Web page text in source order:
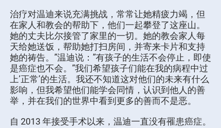
治疗对温迪来说充满挑战，常常让她精疲力竭，但
在家人和教会的帮助下，他们一起攀登了这座山。
她的丈夫比尔接管了家里的一切。她的教会家人每
天给她送饭，帮助她打扫房间，并寄来卡片和支持
她的祷告。”温迪说：”有孩子的生活不会停止，即使
是癌症也不会。”我们希望孩子们能在我的病程中过
上’正常’的生活。我还不知道这对他们的未来有什么
影响，但我希望他们能学会同情，认识到他人的善
举，并在我们的世界中看到更多的善而不是恶。
自 2013 年接受手术以来，温迪一直没有罹患癌症。